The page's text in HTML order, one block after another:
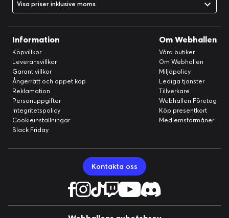
ULTRALÄTT
"Enkel men inte enklare." Det var en grundprincip som Pulsar
konsekvent följde när de utvecklade X2:ans struktur. Målet var
att skapa en design som var så enkel som möjligt, utan att
kompromissa med hållbarheten. Resultatet är en
högpresterande spelmus med avancerad konstruktion och en
imponerande låg vikt på endast 51g.
Visa priser inklusive moms
Information
Köpvillkor
Leveransvillkor
Garantivillkor
Ångerrätt och öppet köp
Reklamation
Personuppgifter
Integritetspolicy
Cookieinställningar
Black Friday
Om Webhallen
Våra butiker
Om Webhallen
Miljöpolicy
Lediga tjänster
Tillverkare
Webhallen Företag
Köp presentkort
Medlemsförmåner
Kontakta oss